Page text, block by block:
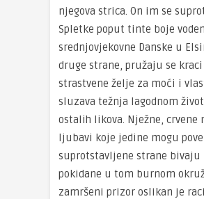
njegova strica. On im se
Spletke poput tinte boje
srednjovjekovne Danske u
druge strane, pružaju se kraci
strastvene želje za moći i
sluzava težnja lagodnom
ostalih likova. Nježne, crvene
ljubavi koje jedine mogu
suprotstavljene strane bivaju
pokidane u tom burnom
zamršeni prizor oslikan je